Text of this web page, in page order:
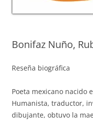
Bonifaz Nuño,
Reseña biográfica
Poeta mexicano nacido
Humanista, traductor,
dibujante, obtuvo la